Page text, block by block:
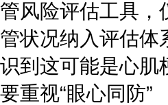
管风险评估工具，
管状况纳入评估体
识到这可能是心肌
要重视“眼心同防”